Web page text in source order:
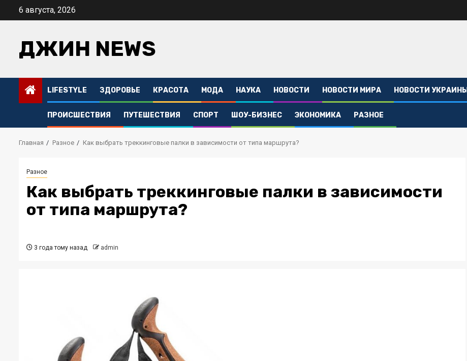
Перейти6 августа, 2026
ДЖИН NEWS
LIFESTYLE ЗДОРОВЬЕ КРАСОТА МОДА НАУКА НОВОСТИ НОВОСТИ МИРА НОВОСТИ УКРАИНЫ
ПРОИСШЕСТВИЯ ПУТЕШЕСТВИЯ СПОРТ ШОУ-БИЗНЕС ЭКОНОМИКА РАЗНОЕ
Главная Разное Как выбрать треккинговые палки в зависимости от типа маршрута?
Разное
Как выбрать треккинговые палки в зависимости
от типа маршрута?
3 года тому назад admin